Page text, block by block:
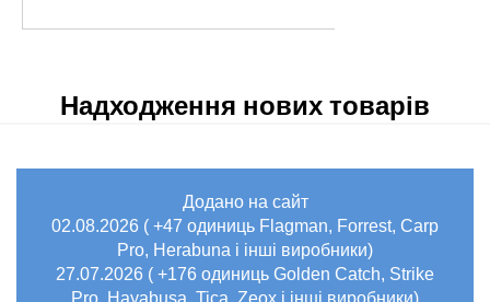
#CLS2_18BN
Маг: 4 шт
16 грн 6 шт.
Надходження нових товарів
Додано на сайт
02.08.2026 ( +47 одиниць Flagman, Forrest, Carp
Pro, Herabuna і інші виробники)
27.07.2026 ( +176 одиниць Golden Catch, Strike
Pro, Hayabusa, Tica, Zeox і інші виробники)